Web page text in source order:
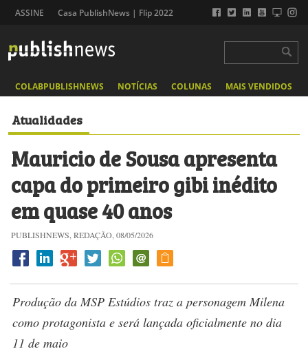
ASSINE Casa PublishNews | Flip 2022
COLABPUBLISHNEWS NOTÍCIAS COLUNAS MAIS VENDIDOS
Atualidades
Mauricio de Sousa apresenta
capa do primeiro gibi inédito
em quase 40 anos
PUBLISHNEWS, REDAÇÃO, 08/05/2026
Produção da MSP Estúdios traz a personagem Milena
como protagonista e será lançada oficialmente no dia
11 de maio